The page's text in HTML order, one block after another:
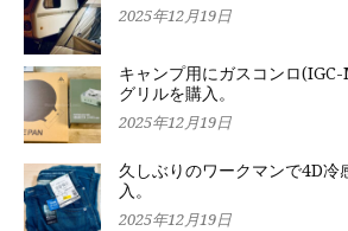
2025年12月19日
キャンプ用にガスコンロ
グリルを購入。
2025年12月19日
久しぶりのワークマンで4D冷
入。
2025年12月19日